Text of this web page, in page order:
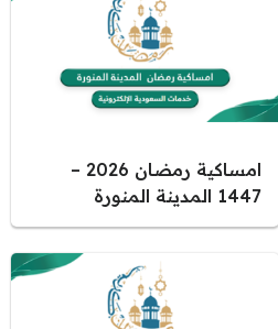
امساكية رمضان 2026 –
1447 المدينة المنورة